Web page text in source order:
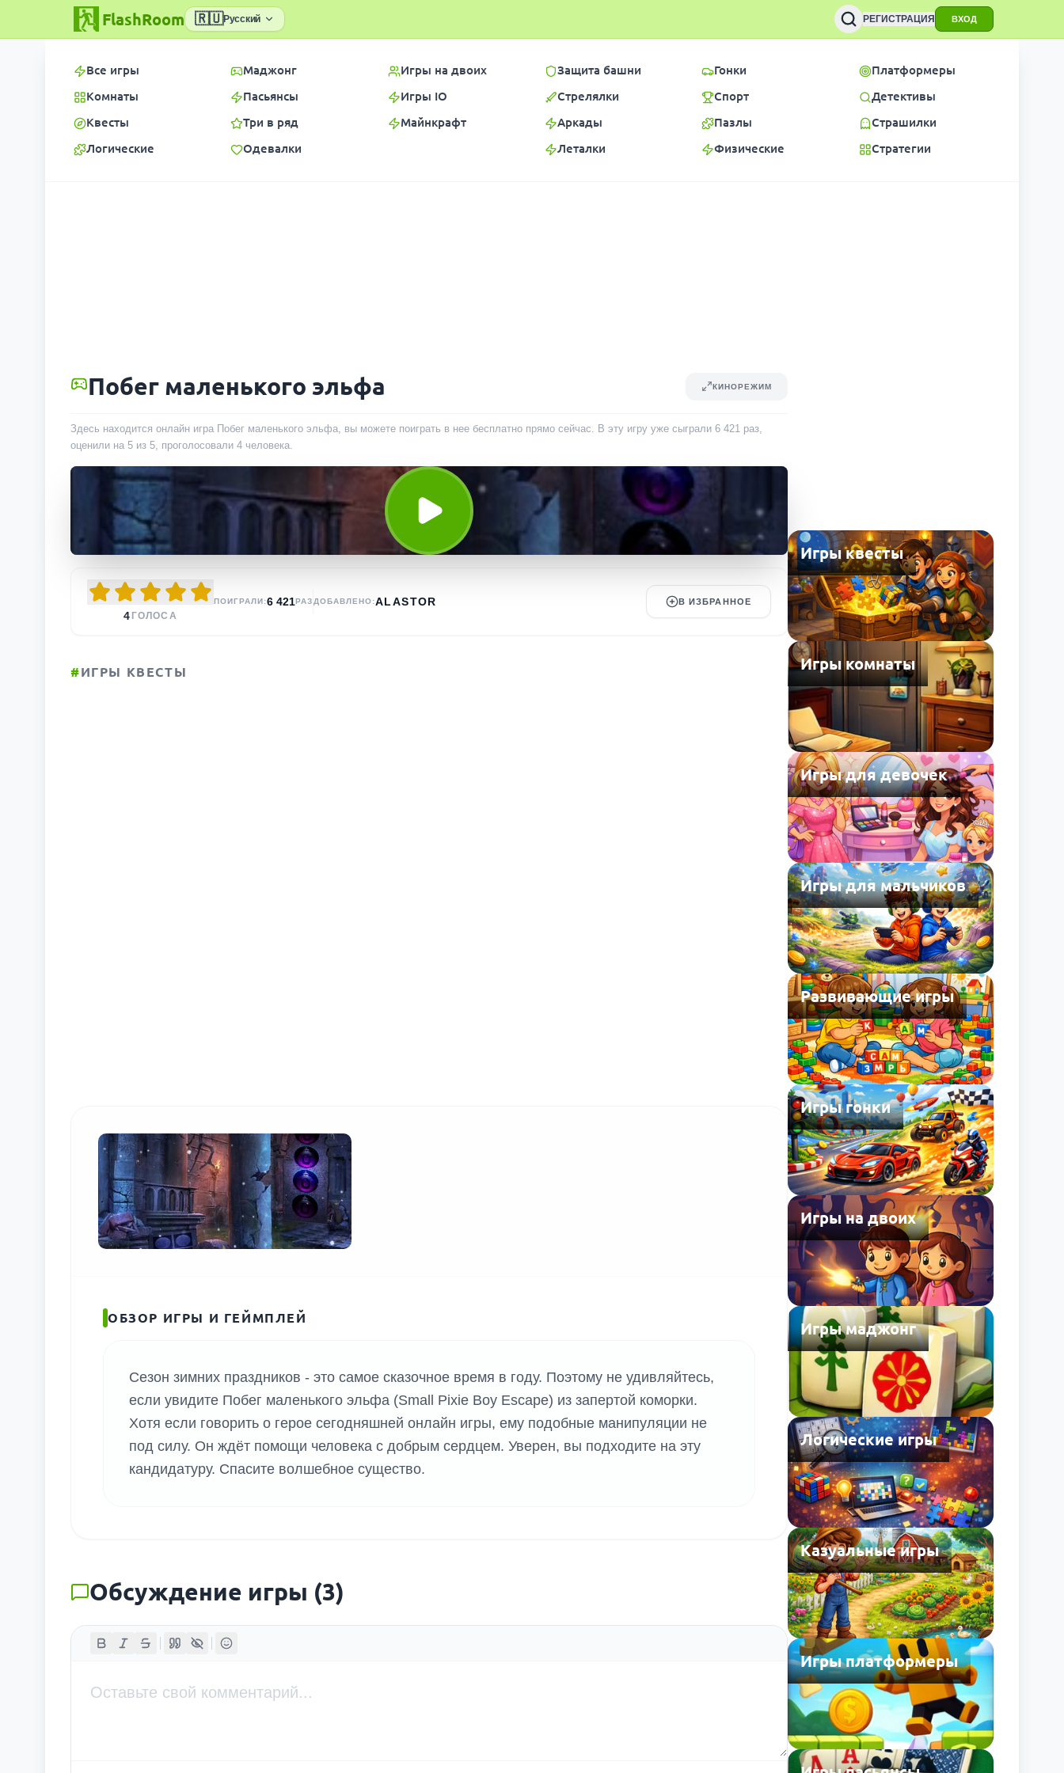
FlashRoom 🇷🇺Русский РЕГИСТРАЦИЯ ВХОД
Все игры
Комнаты
Квесты
Логические
Маджонг
Пасьянсы
Три в ряд
Одевалки
Игры на двоих
Игры IO
Майнкрафт
Защита башни
Стрелялки
Аркады
Леталки
Гонки
Спорт
Пазлы
Физические
Платформеры
Детективы
Страшилки
Стратегии
Побег маленького эльфа КИНОРЕЖИМ
Здесь находится онлайн игра Побег маленького эльфа, вы можете поиграть в нее бесплатно прямо сейчас. В эту игру уже сыграли 6 421 раз,
оценили на 5 из 5, проголосовали 4 человека.
4 ГОЛОСА
ПОИГРАЛИ:6 421РАЗ ДОБАВЛЕНО:ALASTOR В ИЗБРАННОЕ
#ИГРЫ КВЕСТЫ
ОБЗОР ИГРЫ И ГЕЙМПЛЕЙ
Сезон зимних праздников - это самое сказочное время в году. Поэтому не удивляйтесь,
если увидите Побег маленького эльфа (Small Pixie Boy Escape) из запертой коморки.
Хотя если говорить о герое сегодняшней онлайн игры, ему подобные манипуляции не
под силу. Он ждёт помощи человека с добрым сердцем. Уверен, вы подходите на эту
кандидатуру. Спасите волшебное существо.
Обсуждение игры (3)
Игры квесты
Игры комнаты
Игры для девочек
Игры для мальчиков
Развивающие игры
Игры гонки
Игры на двоих
Игры маджонг
Логические игры
Казуальные игры
Игры платформеры